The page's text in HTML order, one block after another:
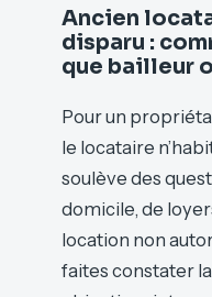
Ancien
disparu :
que bailleur
Pour un
le locataire
soulève des
domicile, de
location non
faites constater